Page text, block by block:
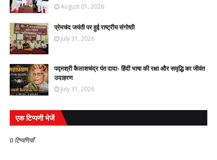
August 01, 2026
प्रेमचंद जयंती पर हुई राष्ट्रीय संगोष्ठी
July 31, 2026
पद्मश्री कैलाशचंद्र पंत दादा- हिंदी भाषा की रक्षा और समृद्धि का जीवंत
उदाहरण
July 31, 2026
एक टिप्पणी भेजें
0 टिप्पणियाँ